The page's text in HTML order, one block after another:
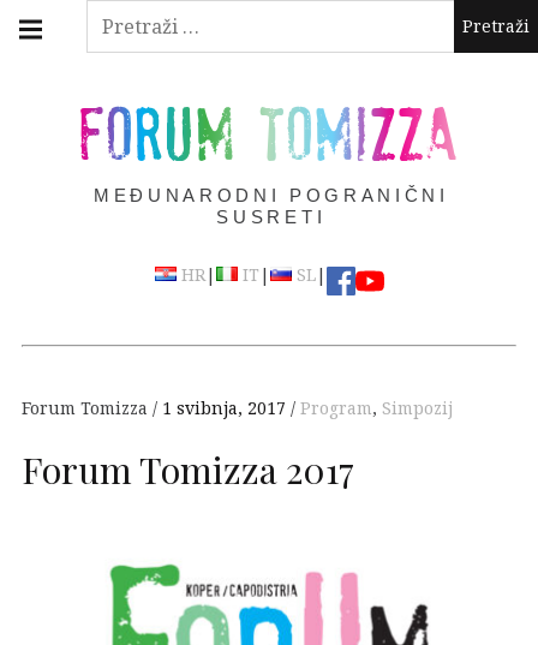
Pretraži:
Skip
FORUM TOMIZZA
MEĐUNARODNI POGRANIČNI
SUSRETI
HR| IT | SL|
navigation
Forum Tomizza 1 svibnja, 2017 Program, Simpozij
Forum Tomizza 2017